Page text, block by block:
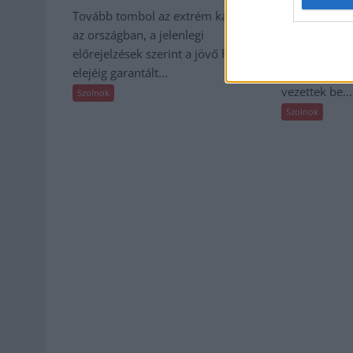
Tovább tombol az extrém kánikula
az országban, a jelenlegi
előrejelzések szerint a jövő hét
elejéig garantált...
Szolnok
érkeztek a
vezettek be...
Szolnok